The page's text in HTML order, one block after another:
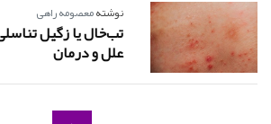
نوشتهمعصومه راهی
تب‌خال یا زگیل
علل و درمان